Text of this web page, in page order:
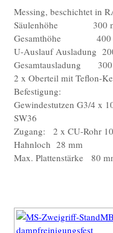
Richtlinien &
Über LOex
Messing, beschichtet in
Säulenhöhe 300
Gesamthöhe 400
U-Auslauf Ausladung
Gesamtausladung 300
2 x Oberteil mit Teflon-
Befestigung:
Gewindestutzen G3/4 x
SW36
Zugang: 2 x CU-Rohr
Hahnloch 28 mm
Max. Plattenstärke 80